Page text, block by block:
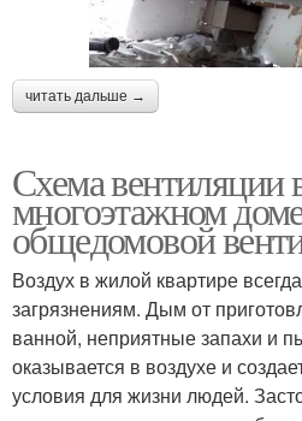
читать дальше →
Схема вентиляции
многоэтажном
общедомовой
Воздух в жилой квартире
загрязнениям. Дым от
ванной, неприятные запахи и
оказывается в воздухе и
условия для жизни людей.